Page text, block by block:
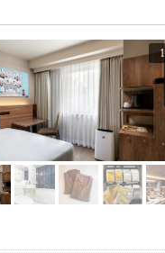
1